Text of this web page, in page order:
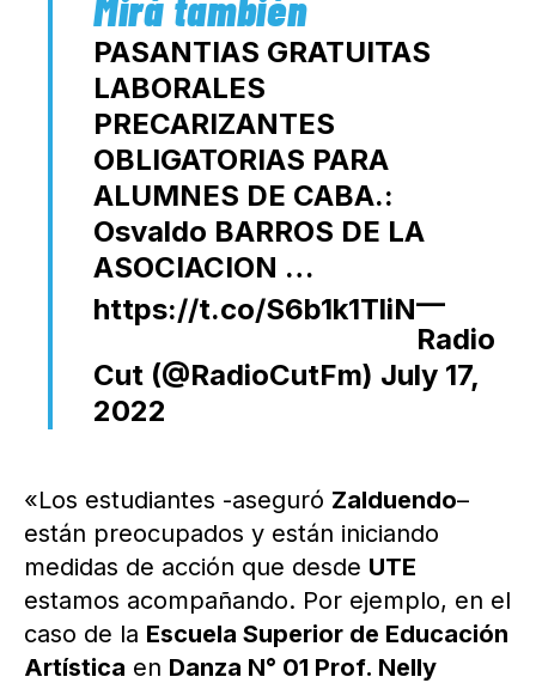
PASANTIAS GRATUITAS
LABORALES
PRECARIZANTES
OBLIGATORIAS PARA
ALUMNES DE CABA.:
Osvaldo BARROS DE LA
ASOCIACION …
https://t.co/S6b1k1TliN—
Radio
Cut (@RadioCutFm) July 17,
2022
«Los estudiantes -aseguró Zalduendo–
están preocupados y están iniciando
medidas de acción que desde UTE
estamos acompañando. Por ejemplo, en el
caso de la Escuela Superior de Educación
Artística en Danza N° 01 Prof. Nelly